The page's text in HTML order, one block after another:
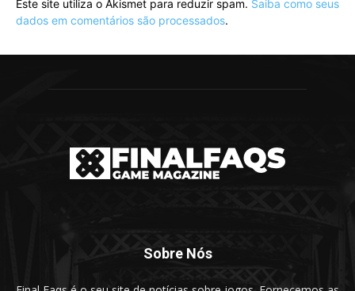
Este site utiliza o Akismet para reduzir spam. Saiba como seus
dados em comentários são processados.
Sobre Nós